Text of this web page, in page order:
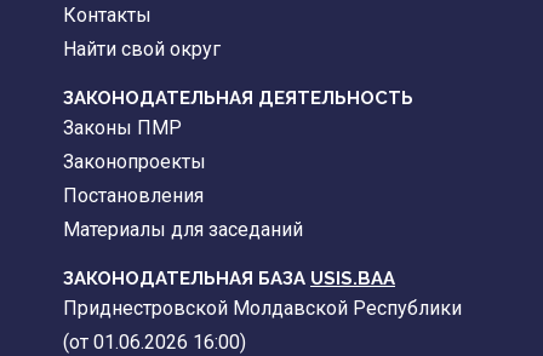
Контакты
Найти свой округ
ЗАКОНОДАТЕЛЬНАЯ ДЕЯТЕЛЬНОСТЬ
Законы ПМР
Законопроекты
Постановления
Материалы для заседаний
ЗАКОНОДАТЕЛЬНАЯ БАЗА USIS.BAA
Приднестровской Молдавской Республики
(от 01.06.2026 16:00)